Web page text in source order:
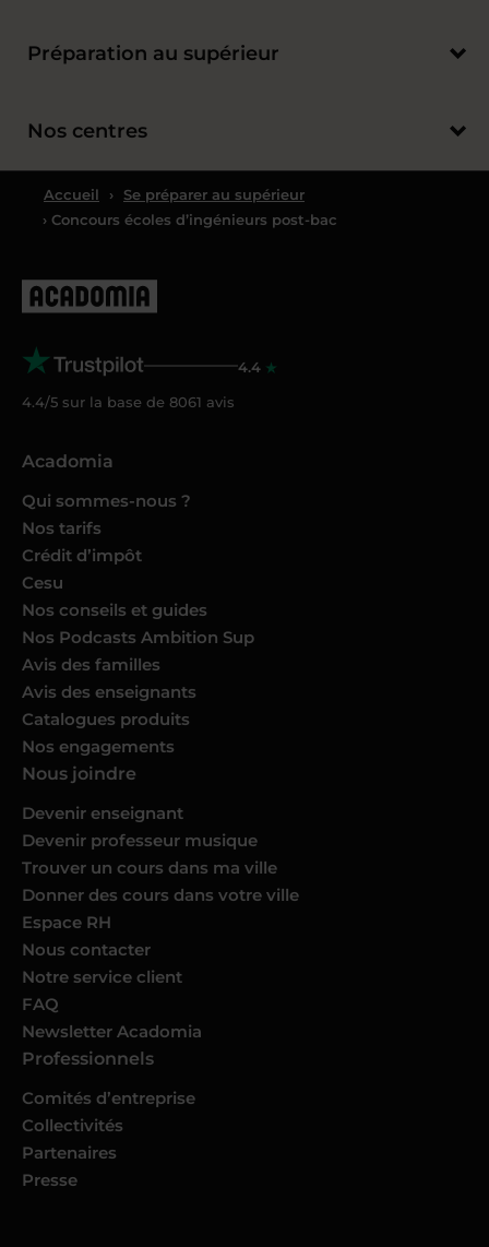
Préparation au supérieur
Nos centres
Accueil ›
Se préparer au supérieur
› Concours écoles d’ingénieurs post-bac
4.4
4.4/5 sur la base de 8061 avis
Acadomia
Qui sommes-nous ?
Nos tarifs
Crédit d’impôt
Cesu
Nos conseils et guides
Nos Podcasts Ambition Sup
Avis des familles
Avis des enseignants
Catalogues produits
Nos engagements
Nous joindre
Devenir enseignant
Devenir professeur musique
Trouver un cours dans ma ville
Donner des cours dans votre ville
Espace RH
Nous contacter
Notre service client
FAQ
Newsletter Acadomia
Professionnels
Comités d’entreprise
Collectivités
Partenaires
Presse